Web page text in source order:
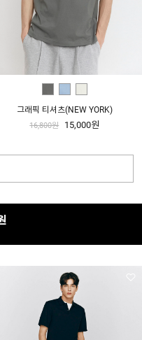
그래픽 티셔츠(NEW YORK)
16,800원 15,000원